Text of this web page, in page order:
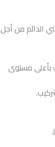
الدائم من أجل
بأعلى مستوى